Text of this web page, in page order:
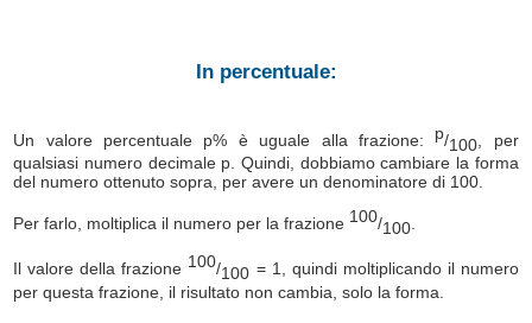
In percentuale:
Un valore percentuale p% è uguale alla frazione: p/100 , per
qualsiasi numero decimale p. Quindi, dobbiamo cambiare la forma
del numero ottenuto sopra, per avere un denominatore di 100.
Per farlo, moltiplica il numero per la frazione 100/100
Il valore della frazione 100/100 = 1, quindi moltiplicando il numero
per questa frazione, il risultato non cambia, solo la forma.